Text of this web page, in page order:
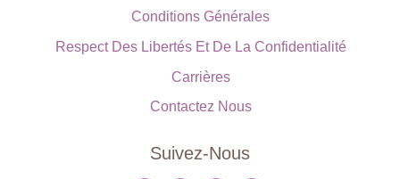
Conditions Générales
Respect Des Libertés Et De La Confidentialité
Carrières
Contactez Nous
Suivez-Nous